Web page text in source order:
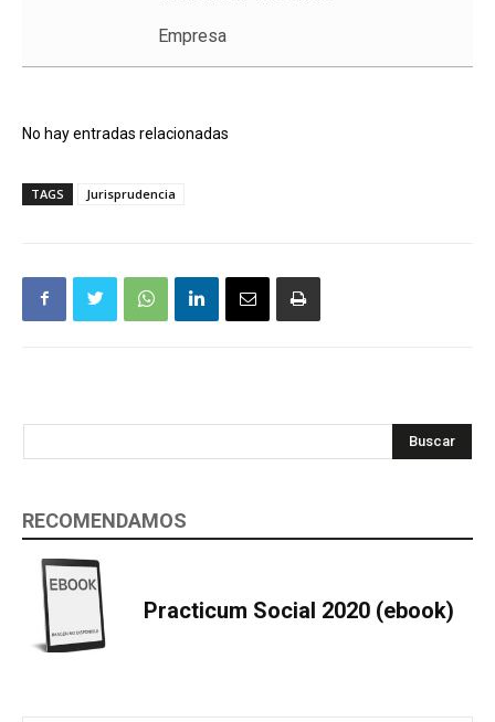
Empresa
No hay entradas relacionadas
TAGS Jurisprudencia
Buscar
RECOMENDAMOS
Practicum Social 2020 (ebook)